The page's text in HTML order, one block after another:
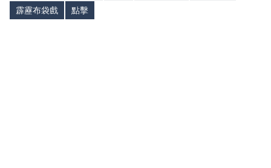
霹靂布袋戲
點擊